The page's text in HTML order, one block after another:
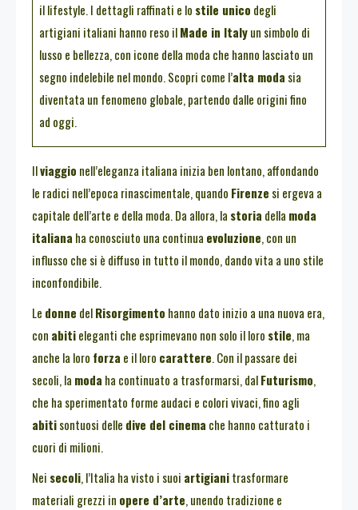
il lifestyle. I dettagli raffinati e lo stile unico degli
artigiani italiani hanno reso ilMade in Italyun simbolo di
lusso e bellezza, con icone della moda che hanno lasciato un
segno indelebile nel mondo. Scopri come l’alta moda sia
diventata un fenomeno globale, partendo dalle origini fino
ad oggi.
Ilviaggio nell’eleganza italiana inizia ben lontano, affondando
le radici nell’epoca rinascimentale, quando Firenze si ergeva a
capitale dell’arte e della moda. Da allora, la storia della moda
italiana ha conosciuto una continua evoluzione, con un
influsso che si è diffuso in tutto il mondo, dando vita a uno stile
inconfondibile.
Le donne delRisorgimento hanno dato inizio a una nuova era,
con abitieleganti che esprimevano non solo il loro stile, ma
anche la loro forza e il loro carattere. Con il passare dei
secoli, la moda ha continuato a trasformarsi, dalFuturismo,
che ha sperimentato forme audaci e colori vivaci, fino agli
abitisontuosi delle dive del cinema che hanno catturato i
cuori di milioni.
Nei secoli, l’Italia ha visto i suoi artigianitrasformare
materiali grezzi in opere d’arte, unendo tradizione e